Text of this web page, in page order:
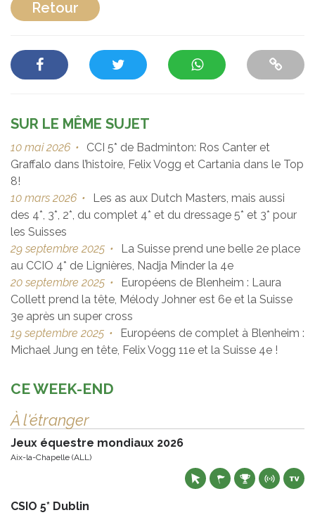
Retour
SUR LE MÊME SUJET
10 mai 2026 •
CCI 5* de Badminton: Ros Canter et
Graffalo dans l’histoire, Felix Vogg et Cartania dans le Top
8!
10 mars 2026 •
Les as aux Dutch Masters, mais aussi
des 4*, 3*, 2*, du complet 4* et du dressage 5* et 3* pour
les Suisses
29 septembre 2025 •
La Suisse prend une belle 2e place
au CCIO 4* de Lignières, Nadja Minder la 4e
20 septembre 2025 •
Européens de Blenheim : Laura
Collett prend la tête, Mélody Johner est 6e et la Suisse
3e après un super cross
19 septembre 2025 •
Européens de complet à Blenheim :
Michael Jung en tête, Felix Vogg 11e et la Suisse 4e !
CE WEEK-END
À l'étranger
Jeux équestre mondiaux 2026
Aix-la-Chapelle (ALL)
CSIO 5* Dublin